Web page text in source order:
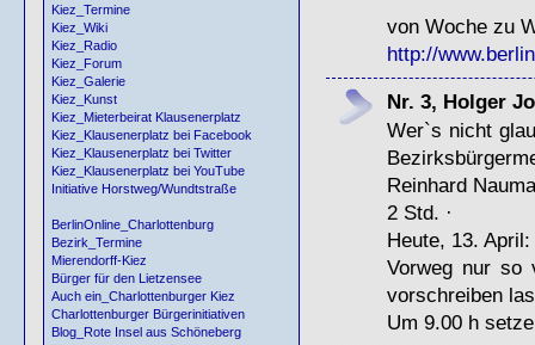
Kiez_Termine
Kiez_Wiki
Kiez_Radio
Kiez_Forum
Kiez_Galerie
Kiez_Kunst
Kiez_Mieterbeirat Klausenerplatz
Kiez_Klausenerplatz bei Facebook
Kiez_Klausenerplatz bei Twitter
Kiez_Klausenerplatz bei YouTube
Initiative Horstweg/Wundtstraße
BerlinOnline_Charlottenburg
Bezirk_Termine
Mierendorff-Kiez
Bürger für den Lietzensee
Auch ein_Charlottenburger Kiez
Charlottenburger Bürgerinitiativen
Blog_Rote Insel aus Schöneberg
von Woche zu
http://
Nr. 3, Holger
Wer`s nicht
Reinhard
2 Std. ·
Heute, 13. April:
Vorweg nur so
vorschreiben
Um 9.00 h